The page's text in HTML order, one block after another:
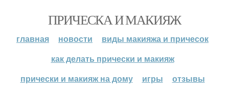
ПРИЧЕСКА И МАКИЯЖ
главная новости
виды макияжа и причесок
как делать прически и макияж
прически и макияж на дому
игры отзывы